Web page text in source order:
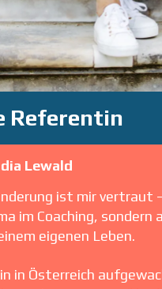
Referentin
Lewald
ist mir vertraut
im Coaching, sondern
eigenen Leben.
in Österreich